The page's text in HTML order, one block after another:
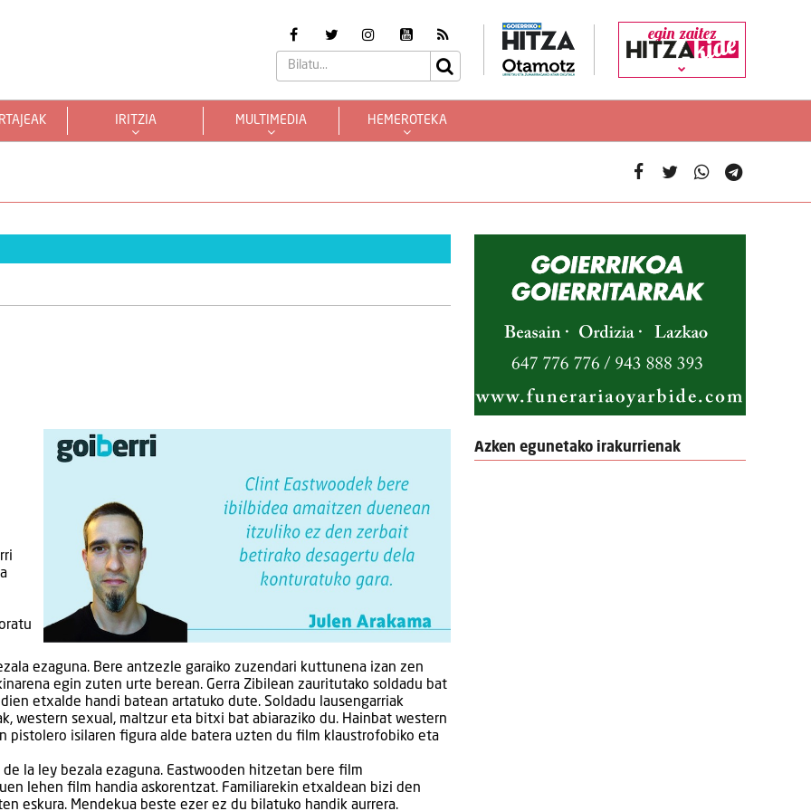
egin zaitez
IRITZIA MULTIMEDIA HEMEROTEKA
ezaguna. Bere antzezle garaiko zuzendari kuttunena izan zen
egin zuten urte berean. Gerra Zibilean zauritutako soldadu bat
etxalde handi batean artatuko dute. Soldadu lausengarriak
western sexual, maltzur eta bitxi bat abiaraziko du. Hainbat western
pistolero isilaren figura alde batera uzten du film klaustrofobiko eta
de la ley bezala ezaguna. Eastwooden hitzetan bere film
lehen film handia askorentzat. Familiarekin etxaldean bizi den
eskura. Mendekua beste ezer ez du bilatuko handik aurrera.
Azken egunetako irakurrienak